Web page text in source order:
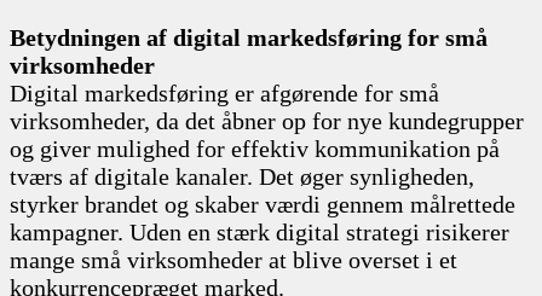
Betydningen af digital markedsføring for små
virksomheder
Digital markedsføring er afgørende for små
virksomheder, da det åbner op for nye kundegrupper
og giver mulighed for effektiv kommunikation på
tværs af digitale kanaler. Det øger synligheden,
styrker brandet og skaber værdi gennem målrettede
kampagner. Uden en stærk digital strategi risikerer
mange små virksomheder at blive overset i et
konkurrencepræget marked.